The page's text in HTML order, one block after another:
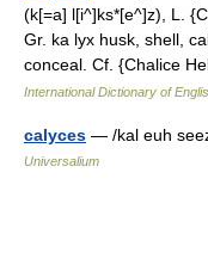
(k[=a] l[i^]ks*[e^]z), L.
Gr. ka lyx husk, shell,
conceal. Cf. {Chalice
International Dictionary of
calyces — /kal euh
Universalium